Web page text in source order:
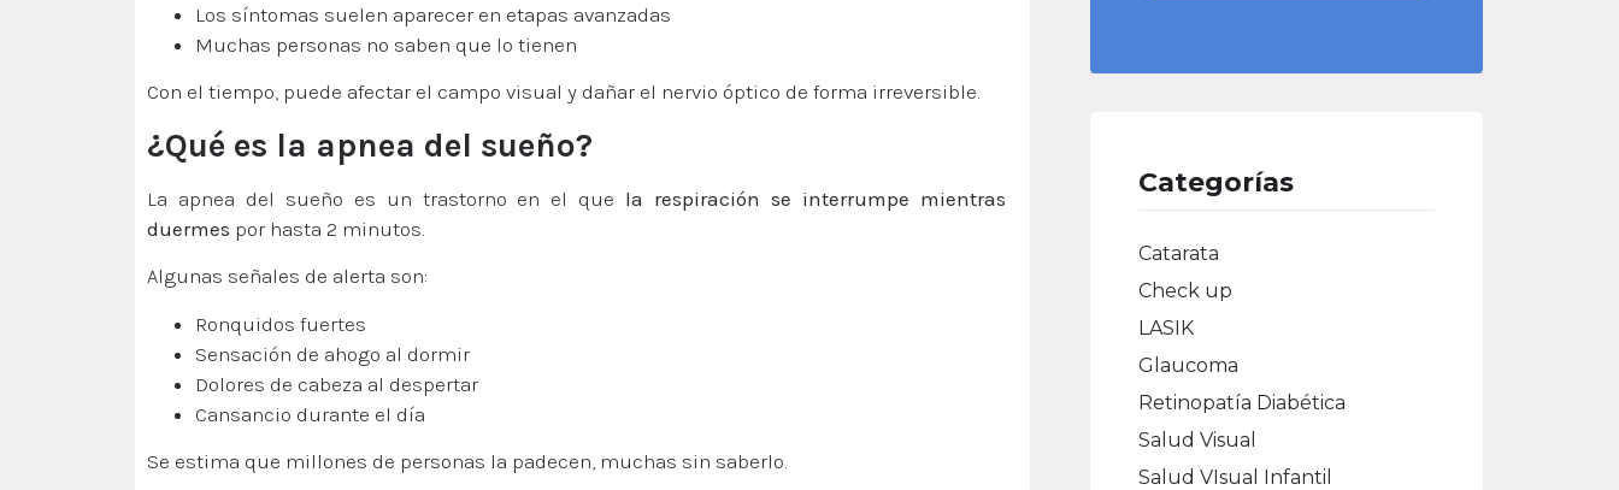
Los síntomas suelen aparecer en etapas avanzadas
Muchas personas no saben que lo tienen
Con el tiempo, puede afectar el campo visual y dañar el nervio óptico de forma irreversible.
¿Qué es la apnea del sueño?
La apnea del sueño es un trastorno en el que la respiración se interrumpe mientras
duermes por hasta 2 minutos.
Algunas señales de alerta son:
Ronquidos fuertes
Sensación de ahogo al dormir
Dolores de cabeza al despertar
Cansancio durante el día
Se estima que millones de personas la padecen, muchas sin saberlo.
Categorías
Catarata
Check up
LASIK
Glaucoma
Retinopatía Diabética
Salud Visual
Salud VIsual Infantil